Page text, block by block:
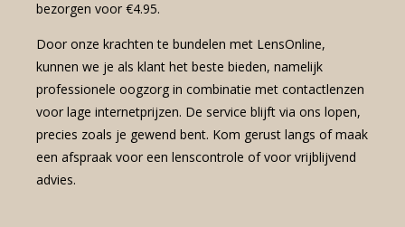
bezorgen voor €4.95.
Door onze krachten te bundelen met LensOnline,
kunnen we je als klant het beste bieden, namelijk
professionele oogzorg in combinatie met contactlenzen
voor lage internetprijzen. De service blijft via ons lopen,
precies zoals je gewend bent. Kom gerust langs of maak
een afspraak voor een lenscontrole of voor vrijblijvend
advies.